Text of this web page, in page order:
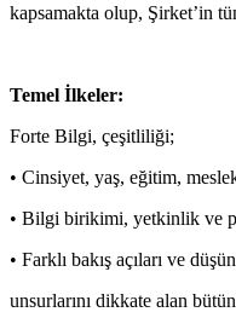
kapsamakta olup, Şirket’in
Temel İlkeler:
Forte Bilgi, çeşitliliği;
• Cinsiyet, yaş, eğitim,
• Bilgi birikimi, yetkinlik ve
• Farklı bakış açıları ve
unsurlarını dikkate alan